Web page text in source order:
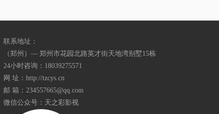
联系地址：
（郑州）— 郑州市花园北路英才街天地湾别墅15栋
24小时咨询：18039275571
网 址：http://tzcys.cn
邮 箱：234557665@qq.com
微信公众号：天之彩影视